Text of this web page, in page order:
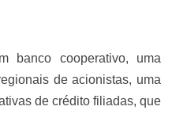
banco cooperativo, uma
de acionistas, uma
de crédito filiadas, que